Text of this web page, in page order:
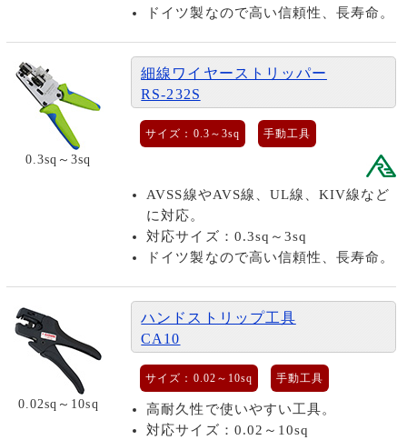
ドイツ製なので高い信頼性、長寿命。
0.3sq～3sq
細線ワイヤーストリッパー
RS-232S
サイズ：0.3～3sq 手動工具
AVSS線やAVS線、UL線、KIV線など
に対応。
対応サイズ：0.3sq～3sq
ドイツ製なので高い信頼性、長寿命。
0.02sq～10sq
ハンドストリップ工具
CA10
サイズ：0.02～10sq 手動工具
高耐久性で使いやすい工具。
対応サイズ：0.02～10sq